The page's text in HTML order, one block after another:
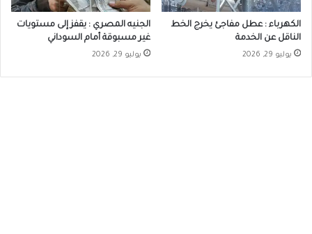
الكهرباء : عطل مفاجئ يخرج الخط
الناقل عن الخدمة
يوليو 29, 2026
الجنيه المصري : يقفز إلى مستويات
غير مسبوقة أمام السوداني
يوليو 29, 2026